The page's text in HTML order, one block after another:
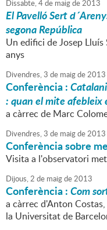
Dissabte,4de maigde2013
El Pavelló Sert
segona República
Un edifici de Josep
anys
Divendres,3 de maigde2013
Conferència :
: quan el mite afebleix
a càrrec de Marc
Divendres,3 de maigde2013
Conferència sobre
Visita a l'observatori
Dijous,2 de maigde2013
Conferència :Com
a càrrec d'Anton
la Universitat de